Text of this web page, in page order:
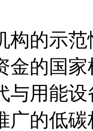
构的示
金的国
与用能
广的低